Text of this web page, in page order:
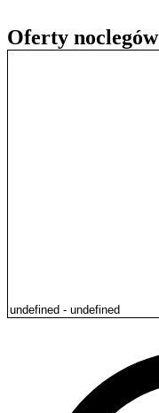
Oferty noclegów